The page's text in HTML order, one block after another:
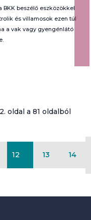
BKK beszélő eszközökkel
és villamosok ezen túl
a vak vagy gyengénlátó
oldal a 81 oldalból
12 13 14